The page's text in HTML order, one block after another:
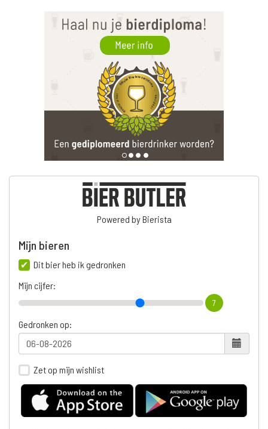
Powered by Bierista
Mijn bieren
Dit bier heb ik gedronken
Mijn cijfer:
7
Gedronken op:
Zet op mijn wishlist